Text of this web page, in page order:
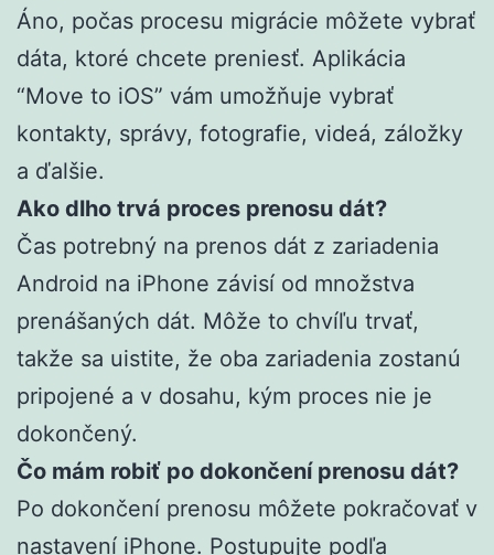
Áno, počas procesu migrácie môžete vybrať
dáta, ktoré chcete preniesť. Aplikácia
“Move to iOS” vám umožňuje vybrať
kontakty, správy, fotografie, videá, záložky
a ďalšie.
Ako dlho trvá proces prenosu dát?
Čas potrebný na prenos dát z zariadenia
Android na iPhone závisí od množstva
prenášaných dát. Môže to chvíľu trvať,
takže sa uistite, že oba zariadenia zostanú
pripojené a v dosahu, kým proces nie je
dokončený.
Čo mám robiť po dokončení prenosu dát?
Po dokončení prenosu môžete pokračovať v
nastavení iPhone. Postupujte podľa